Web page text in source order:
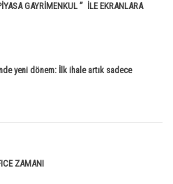
GAYRİMENKUL ” İLE EKRANLARA
yeni dönem: İlk ihale artık sadece
ZAMANI